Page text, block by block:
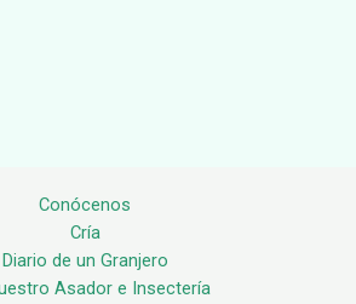
Conócenos
Cría
Diario de un Granjero
Asador e Insectería